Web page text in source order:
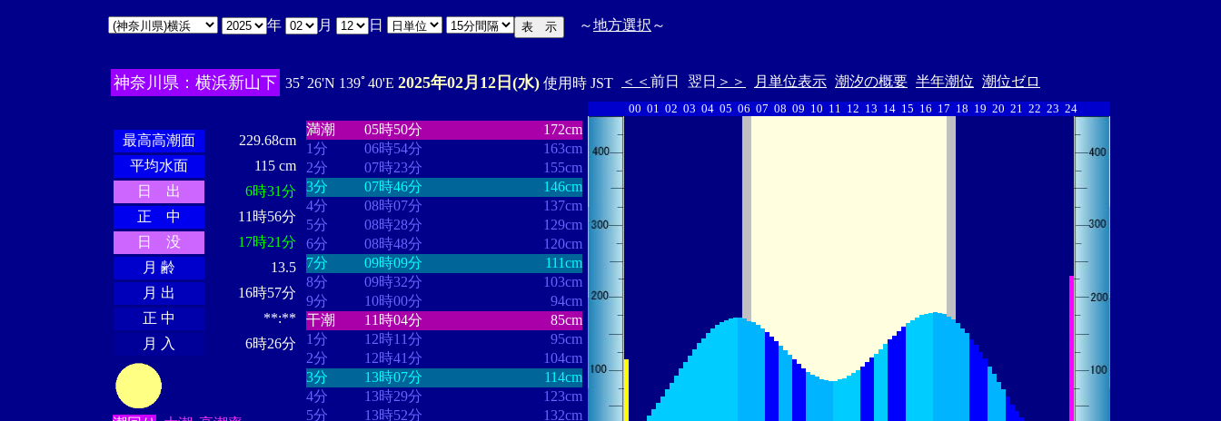
年 月 日 ～地方選択 ～
神奈川県：横浜新山下 35ﾟ26'N 139ﾟ40'E 2025年02月12日(水) 使用時 JST ＜＜ 前日 翌日 ＞＞ 月単位表示 潮汐の概要 半年潮位 潮位ゼロ
最高高潮面
229.68cm
平均水面
115 cm
日 出
6時31分
正 中
11時56分
日 没
17時21分
月 齢
13.5
月 出
16時57分
正 中
**:**
月 入
6時26分
満潮
05時50分
172cm
1分
06時54分
163cm
2分
07時23分
155cm
3分
07時46分
146cm
4分
08時07分
137cm
5分
08時28分
129cm
6分
08時48分
120cm
7分
09時09分
111cm
8分
09時32分
103cm
9分
10時00分
94cm
干潮
11時04分
85cm
1分
12時11分
95cm
2分
12時41分
104cm
3分
13時07分
114cm
4分
13時29分
123cm
5分
13時52分
132cm
00 01 02 03 04 05 06 07 08 09 10 11 12 13 14 15 16 17 18 19 20 21 22 23 24